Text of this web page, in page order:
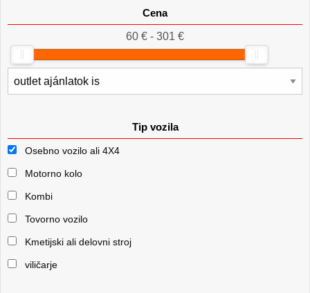
Cena
60 € - 301 €
Tip vozila
Osebno vozilo ali 4X4
Motorno kolo
Kombi
Tovorno vozilo
Kmetijski ali delovni stroj
viličarje